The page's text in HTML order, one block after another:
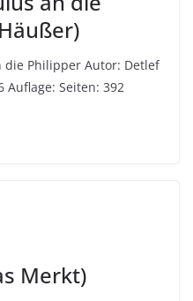
die Philipper Autor: Detlef
Auflage: Seiten: 392
Merkt)